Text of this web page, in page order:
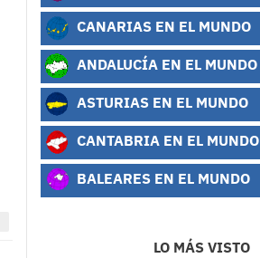
CANARIAS EN EL MUNDO
ANDALUCÍA EN EL MUNDO
ASTURIAS EN EL MUNDO
CANTABRIA EN EL MUNDO
BALEARES EN EL MUNDO
LO MÁS VISTO